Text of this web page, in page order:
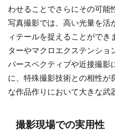
わせることでさらにその可能
写真撮影では、高い光量を活
ィテールを捉えることができ
ターやマクロエクステンショ
パースペクティブや近接撮影
に、特殊撮影技術との相性が
な作品作りにおいて大きな武
撮影現場での実用性